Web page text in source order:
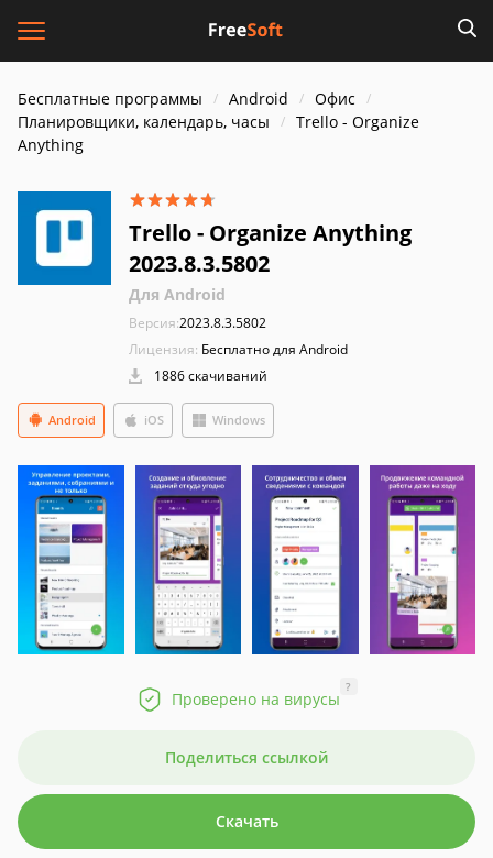
Бесплатные программы Android
Офис
Планировщики, календарь, часы
Trello - Organize
Anything
Trello - Organize Anything
2023.8.3.5802
Для Android
Версия:2023.8.3.5802
Лицензия: Бесплатно для Android
1886 скачиваний
Android iOS Windows
Проверено на вирусы
?
Поделиться ссылкой
Скачать